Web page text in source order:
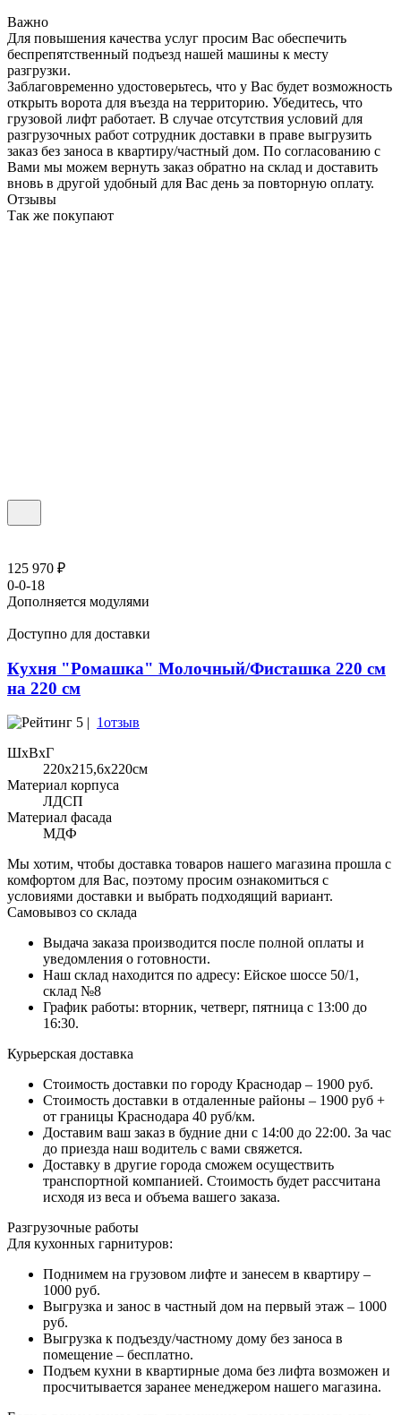
Важно
Для повышения качества услуг просим Вас обеспечить
беспрепятственный подъезд нашей машины к месту
разгрузки.
Заблаговременно удостоверьтесь, что у Вас будет возможность
открыть ворота для въезда на территорию. Убедитесь, что
грузовой лифт работает. В случае отсутствия условий для
разгрузочных работ сотрудник доставки в праве выгрузить
заказ без заноса в квартиру/частный дом. По согласованию с
Вами мы можем вернуть заказ обратно на склад и доставить
вновь в другой удобный для Вас день за повторную оплату.
Отзывы
Так же покупают
125 970 ₽
0-0-18
Дополняется модулями
Доступно для доставки
Кухня "Ромашка" Молочный/Фисташка 220 см
на 220 см
5 | 1отзыв
ШхВхГ
220x215,6х220см
Материал корпуса
ЛДСП
Материал фасада
МДФ
Мы хотим, чтобы доставка товаров нашего магазина прошла с
комфортом для Вас, поэтому просим ознакомиться с
условиями доставки и выбрать подходящий вариант.
Самовывоз со склада
Выдача заказа производится после полной оплаты и
уведомления о готовности.
Наш склад находится по адресу: Ейское шоссе 50/1,
склад №8
График работы: вторник, четверг, пятница с 13:00 до
16:30.
Курьерская доставка
Стоимость доставки по городу Краснодар – 1900 руб.
Стоимость доставки в отдаленные районы – 1900 руб +
от границы Краснодара 40 руб/км.
Доставим ваш заказ в будние дни с 14:00 до 22:00. За час
до приезда наш водитель с вами свяжется.
Доставку в другие города сможем осуществить
транспортной компанией. Стоимость будет рассчитана
исходя из веса и объема вашего заказа.
Разгрузочные работы
Для кухонных гарнитуров:
Поднимем на грузовом лифте и занесем в квартиру –
1000 руб.
Выгрузка и занос в частный дом на первый этаж – 1000
руб.
Выгрузка к подъезду/частному дому без заноса в
помещение – бесплатно.
Подъем кухни в квартирные дома без лифта возможен и
просчитывается заранее менеджером нашего магазина.